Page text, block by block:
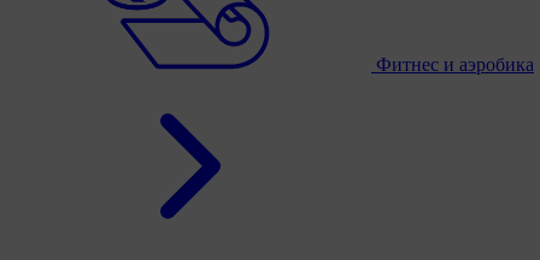
Фитнес и аэробика